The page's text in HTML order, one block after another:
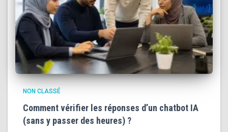
NON CLASSÉ
Comment vérifier les réponses d’un chatbot IA
(sans y passer des heures) ?